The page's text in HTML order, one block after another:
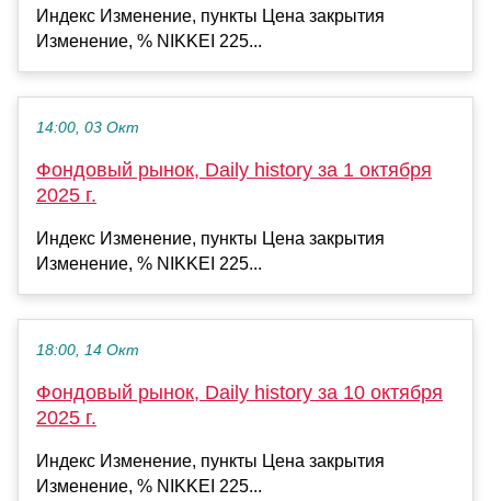
Индекс Изменение, пункты Цена закрытия
Изменение, % NIKKEI 225...
14:00, 03 Окт
Фондовый рынок, Daily history за 1 октября
2025 г.
Индекс Изменение, пункты Цена закрытия
Изменение, % NIKKEI 225...
18:00, 14 Окт
Фондовый рынок, Daily history за 10 октября
2025 г.
Индекс Изменение, пункты Цена закрытия
Изменение, % NIKKEI 225...